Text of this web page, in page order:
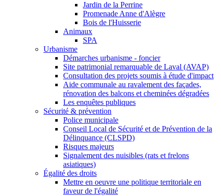
Jardin de la Perrine
Promenade Anne d'Alègre
Bois de l'Huisserie
Animaux
SPA
Urbanisme
Démarches urbanisme - foncier
Site patrimonial remarquable de Laval (AVAP)
Consultation des projets soumis à étude d'impact
Aide communale au ravalement des façades,
rénovation des balcons et cheminées dégradées
Les enquêtes publiques
Sécurité & prévention
Police municipale
Conseil Local de Sécurité et de Prévention de la
Délinquance (CLSPD)
Risques majeurs
Signalement des nuisibles (rats et frelons
asiatiques)
Égalité des droits
Mettre en oeuvre une politique territoriale en
faveur de l'égalité